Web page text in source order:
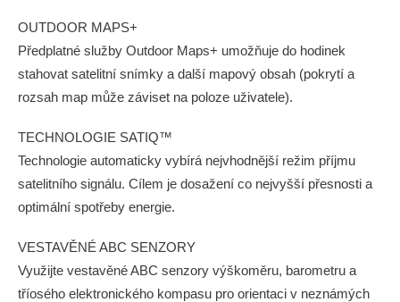
OUTDOOR MAPS+
Předplatné služby Outdoor Maps+ umožňuje do hodinek
stahovat satelitní snímky a další mapový obsah (pokrytí a
rozsah map může záviset na poloze uživatele).
TECHNOLOGIE SATIQ™
Technologie automaticky vybírá nejvhodnější režim příjmu
satelitního signálu. Cílem je dosažení co nejvyšší přesnosti a
optimální spotřeby energie.
VESTAVĚNÉ ABC SENZORY
Využijte vestavěné ABC senzory výškoměru, barometru a
tříosého elektronického kompasu pro orientaci v neznámých